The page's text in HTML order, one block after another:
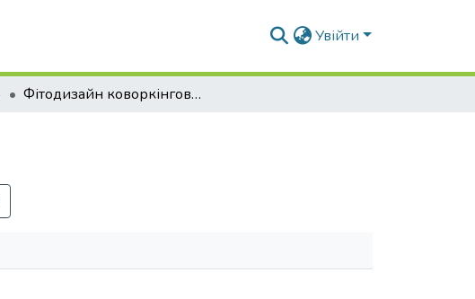
Увійти
Фітодизайн коворкінгового простору